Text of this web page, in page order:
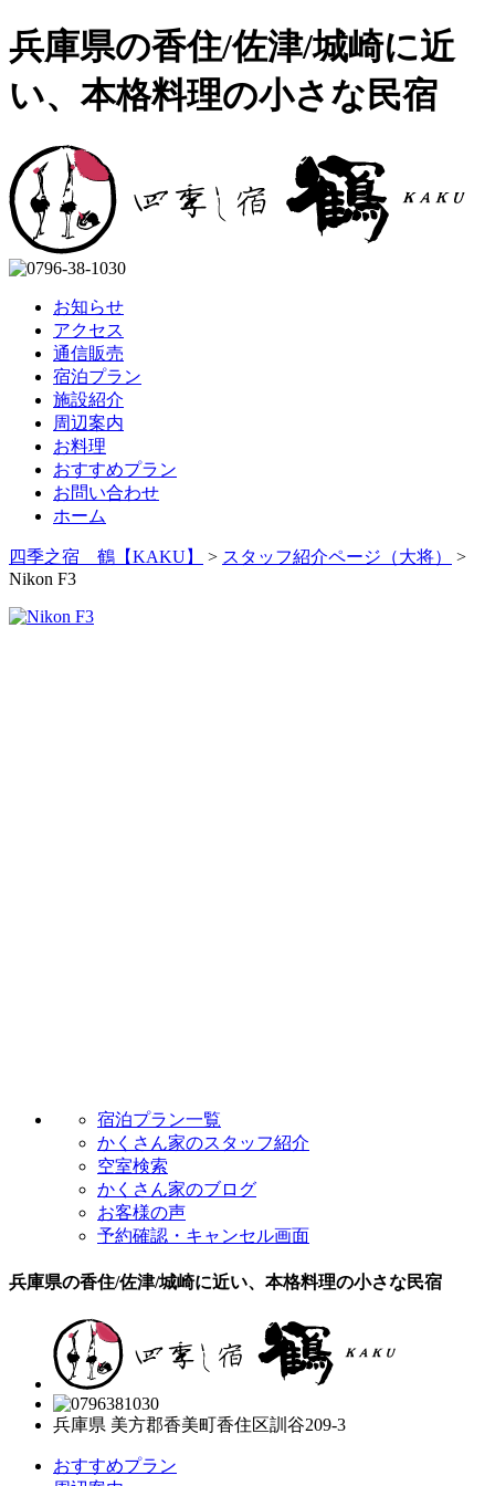
兵庫県の香住/佐津/城崎に近
い、本格料理の小さな民宿
お知らせ
アクセス
通信販売
宿泊プラン
施設紹介
周辺案内
お料理
おすすめプラン
お問い合わせ
ホーム
四季之宿 鶴【KAKU】 > スタッフ紹介ページ（大将）
>
Nikon F3
宿泊プラン一覧
かくさん家のスタッフ紹介
空室検索
かくさん家のブログ
お客様の声
予約確認・キャンセル画面
兵庫県の香住/佐津/城崎に近い、本格料理の小さな民宿
兵庫県 美方郡香美町香住区訓谷209-3
おすすめプラン